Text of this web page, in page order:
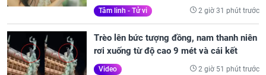
Tâm linh - Tử vi 2 giờ 31 phút trước
Trèo lên bức tượng đồng, nam thanh niên
rơi xuống từ độ cao 9 mét và cái kết
Video 2 giờ 51 phút trước